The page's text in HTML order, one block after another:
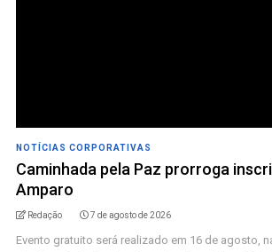
NOTÍCIAS CORPORATIVAS
Caminhada pela Paz prorroga
Amparo
Redação 7 de agosto de 2026
Evento gratuito será realizado em 16 de agosto,